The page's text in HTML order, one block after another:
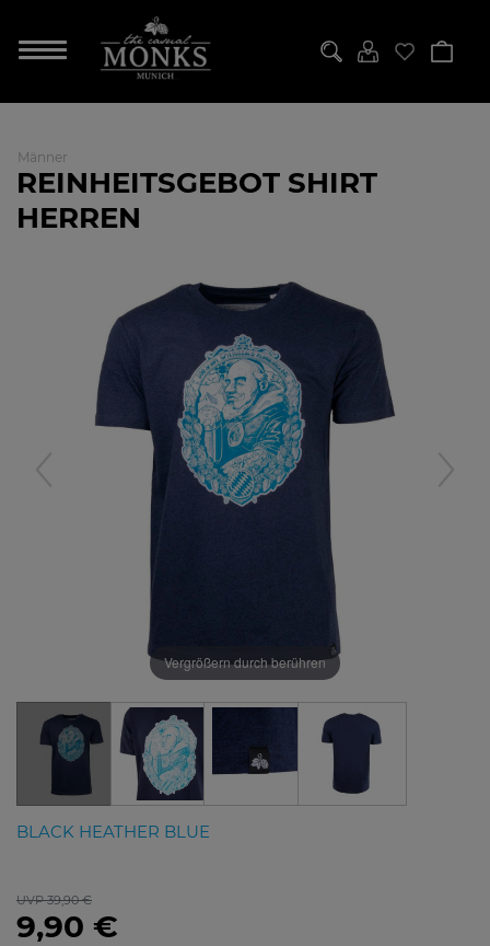
Männer
REINHEITSGEBOT SHIRT
HERREN
Vergrößern durch berühren
BLACK HEATHER BLUE
UVP 39,90 €
9,90 €